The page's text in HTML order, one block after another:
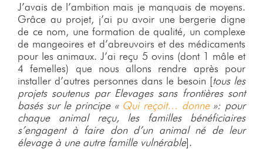
J’avais de l’ambition mais je manquais de moyens.
Grâce au projet, j’ai pu avoir une bergerie digne
de ce nom, une formation de qualité, un complexe
de mangeoires et d’abreuvoirs et des médicaments
pour les animaux. J’ai reçu 5 ovins (dont 1 mâle et
4 femelles) que nous allons rendre après pour
installer d’autres personnes dans le besoin [tous les
projets soutenus par Elevages sans frontières sont
basés sur le principe « Qui reçoit… donne»: pour
chaque animal reçu, les familles bénéficiaires
s’engagent à faire don d’un animal né de leur
élevage à une autre famille vulnérable].